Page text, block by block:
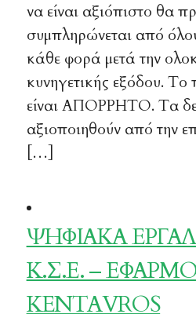
να είναι αξιόπιστο θα
συμπληρώνεται από
κάθε φορά μετά την
κυνηγετικής εξόδου. Το
είναι ΑΠΟΡΡΗΤΟ. Τα
αξιοποιηθούν από την
[…]
ΨΗΦΙΑΚΑ
Κ.Σ.Ε. –
KENTAVROS